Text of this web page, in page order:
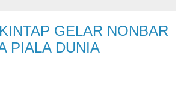
GELAR NONBAR
PIALA DUNIA